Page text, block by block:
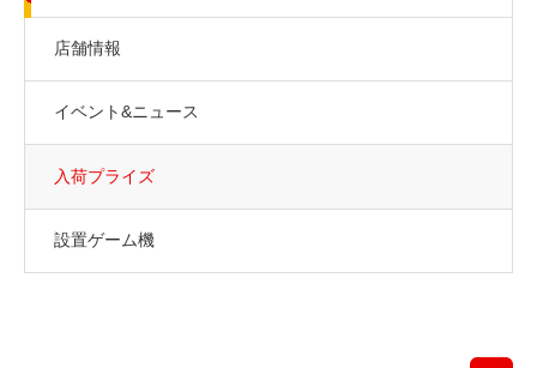
店舗情報
イベント&ニュース
入荷プライズ
設置ゲーム機